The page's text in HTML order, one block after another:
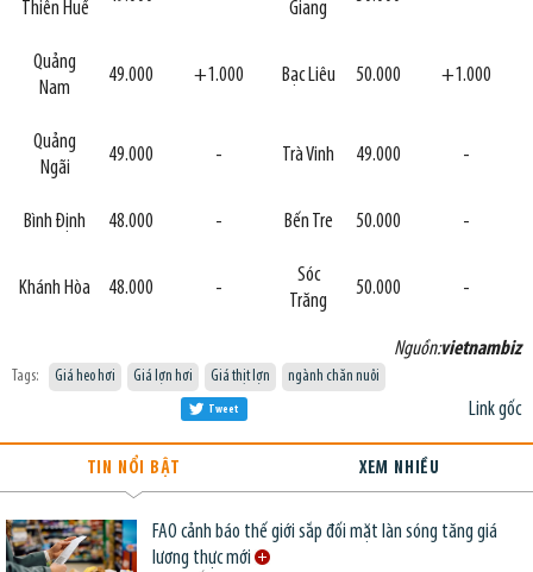
Thiên Huế Giang
Quảng
Nam
49.000 +1.000 Bạc Liêu 50.000 +1.000
Quảng
Ngãi
49.000 - Trà Vinh 49.000 -
Bình Định 48.000 - Bến Tre 50.000 -
Khánh Hòa 48.000 -
Sóc
Trăng
50.000 -
Nguồn:vietnambiz
Tags: Giá heo hơi Giá lợn hơi Giá thịt lợn ngành chăn nuôi
Link gốc
Tweet
TIN NỔI BẬT XEM NHIỀU
FAO cảnh báo thế giới sắp đối mặt làn sóng tăng giá
lương thực mới